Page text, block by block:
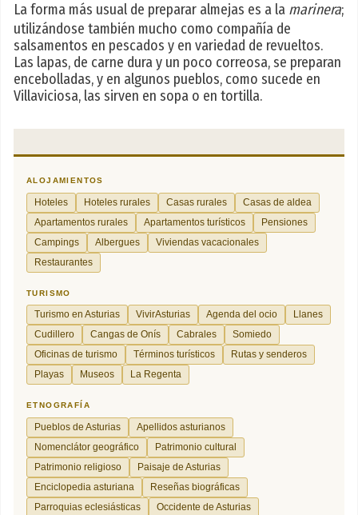
La forma más usual de preparar almejas es a la marinera;
utilizándose también mucho como compañía de
salsamentos en pescados y en variedad de revueltos.
Las lapas, de carne dura y un poco correosa, se preparan
encebolladas, y en algunos pueblos, como sucede en
Villaviciosa, las sirven en sopa o en tortilla.